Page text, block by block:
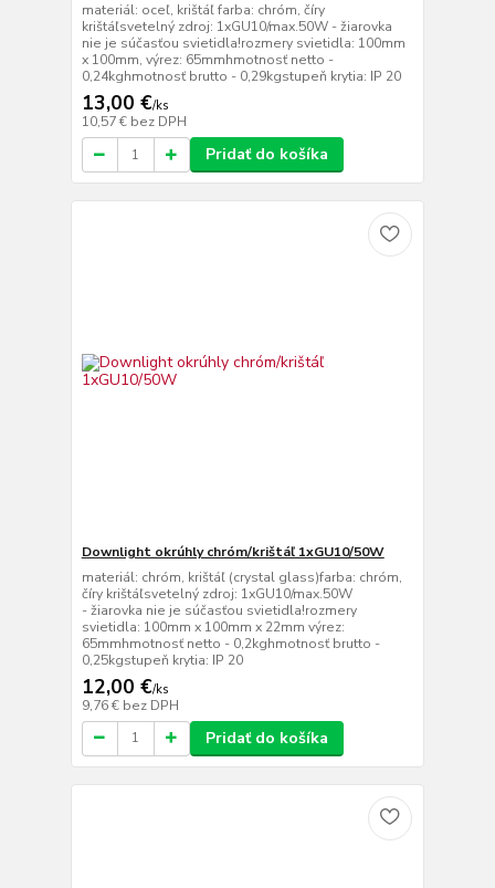
materiál: oceľ, krištáľ farba: chróm, číry
krištáľsvetelný zdroj: 1xGU10/max.50W - žiarovka
nie je súčasťou svietidla!rozmery svietidla: 100mm
x 100mm, výrez: 65mmhmotnosť netto -
0,24kghmotnosť brutto - 0,29kgstupeň krytia: IP 20
13,00 €/ks
10,57 € bez DPH
Pridať do košíka
Downlight okrúhly chróm/krištáľ 1xGU10/50W
materiál: chróm, krištáľ (crystal glass)farba: chróm,
číry krištáľsvetelný zdroj: 1xGU10/max.50W
- žiarovka nie je súčasťou svietidla!rozmery
svietidla: 100mm x 100mm x 22mm výrez:
65mmhmotnosť netto - 0,2kghmotnosť brutto -
0,25kgstupeň krytia: IP 20
12,00 €/ks
9,76 € bez DPH
Pridať do košíka